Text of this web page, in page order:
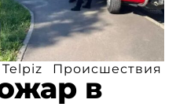
Происшествия
в